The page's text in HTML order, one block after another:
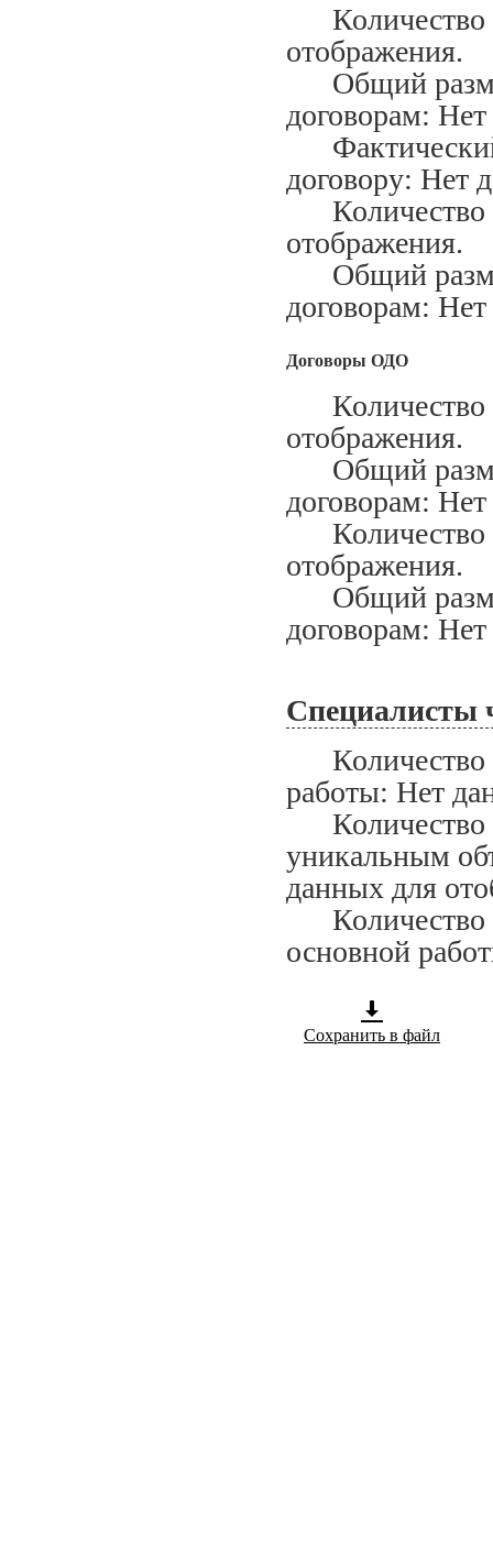
Количество
отображения.
Общий
договорам:
Фактический
договору: Нет
Количество
отображения.
Общий
договорам:
Договоры ОДО
Количество
отображения.
Общий
договорам:
Количество
отображения.
Общий
договорам:
Специалисты
Количество
работы: Нет
Количество
уникальным
данных для
Количество
основной
Сохранить в файл